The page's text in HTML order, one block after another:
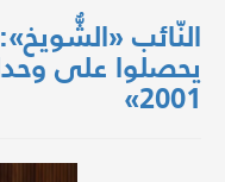
النّائب
يحصلوا على
2001»